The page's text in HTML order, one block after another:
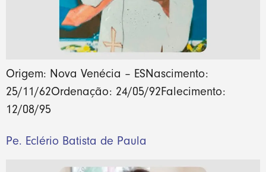
Origem: Nova Venécia – ESNascimento:
25/11/62Ordenação: 24/05/92Falecimento:
12/08/95
Pe. Eclério Batista de Paula